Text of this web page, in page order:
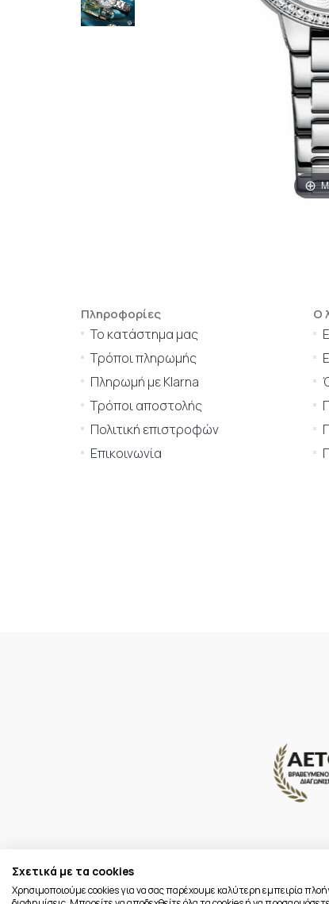
Πληροφορίες
Το κατάστημα μας
Τρόποι πληρωμής
Πληρωμή με Klarna
Τρόποι αποστολής
Πολιτική επιστροφών
Επικοινωνία
Ο
Σχετικά με τα cookies
Χρησιμοποιούμε cookies για να σας παρέχουμε καλύτερη εμπειρία